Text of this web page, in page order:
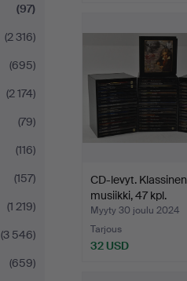
(97)
(2 316)
(695)
(2 174)
(79)
(116)
(157)
(1 219)
(3 546)
(659)
CD-levyt. Klassinen
musiikki, 47 kpl.
Myyty 30 joulu 2024
Tarjous
32 USD